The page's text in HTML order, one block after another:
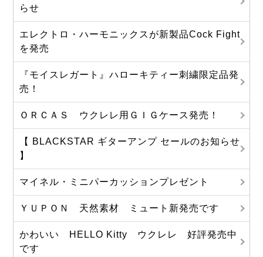
らせ
エレクトロ・ハーモニックスが新製品Cock Fight
を発売
『モイスレガート』ハローキティー刺繍限定品発
売！
ＯＲＣＡＳ ウクレレ用ＧＩＧケース発売！
【 BLACKSTAR ギターアンプ セールのお知らせ
】
マイネル・ミニパーカッションプレゼント
ＹＵＰＯＮ 天然素材 ミュート新発売です
かわいい HELLO Kitty ウクレレ 好評発売中
です